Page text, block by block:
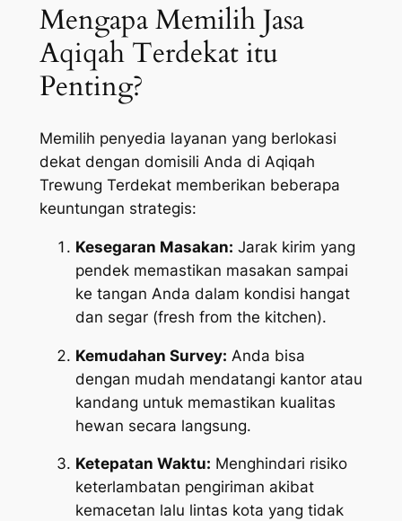
Mengapa Memilih Jasa
Aqiqah Terdekat itu
Penting?
Memilih penyedia layanan yang berlokasi
dekat dengan domisili Anda di Aqiqah
Trewung Terdekat memberikan beberapa
keuntungan strategis:
Kesegaran Masakan: Jarak kirim yang
pendek memastikan masakan sampai
ke tangan Anda dalam kondisi hangat
dan segar (fresh from the kitchen).
Kemudahan Survey: Anda bisa
dengan mudah mendatangi kantor atau
kandang untuk memastikan kualitas
hewan secara langsung.
Ketepatan Waktu: Menghindari risiko
keterlambatan pengiriman akibat
kemacetan lalu lintas kota yang tidak